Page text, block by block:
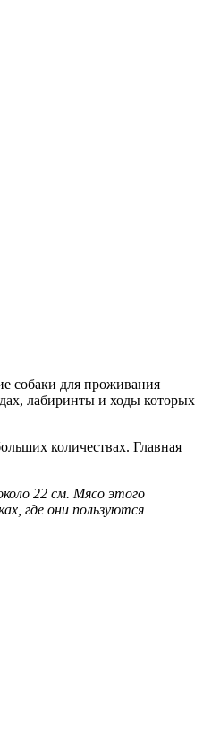
собаки для проживания
лабиринты и ходы которых
количествах. Главная
22 см. Мясо этого
где они пользуются